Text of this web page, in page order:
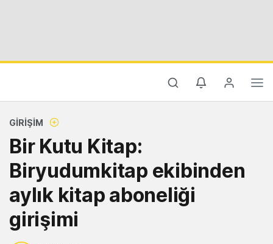
GIRIŞIM
Bir Kutu Kitap:
Biryudumkitap ekibinden
aylık kitap aboneliği
girişimi